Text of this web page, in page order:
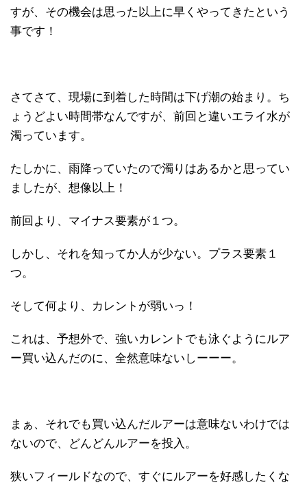
すが、その機会は思った以上に早くやってきたという
事です！
さてさて、現場に到着した時間は下げ潮の始まり。ち
ょうどよい時間帯なんですが、前回と違いエライ水が
濁っています。
たしかに、雨降っていたので濁りはあるかと思ってい
ましたが、想像以上！
前回より、マイナス要素が１つ。
しかし、それを知ってか人が少ない。プラス要素１
つ。
そして何より、カレントが弱いっ！
これは、予想外で、強いカレントでも泳ぐようにルア
ー買い込んだのに、全然意味ないしーーー。
まぁ、それでも買い込んだルアーは意味ないわけでは
ないので、どんどんルアーを投入。
狭いフィールドなので、すぐにルアーを好感したくな